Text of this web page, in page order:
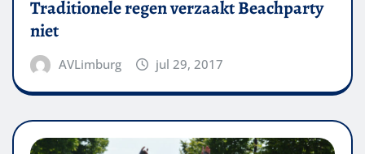
Traditionele regen verzaakt Beachparty
niet
AVLimburg jul 29, 2017